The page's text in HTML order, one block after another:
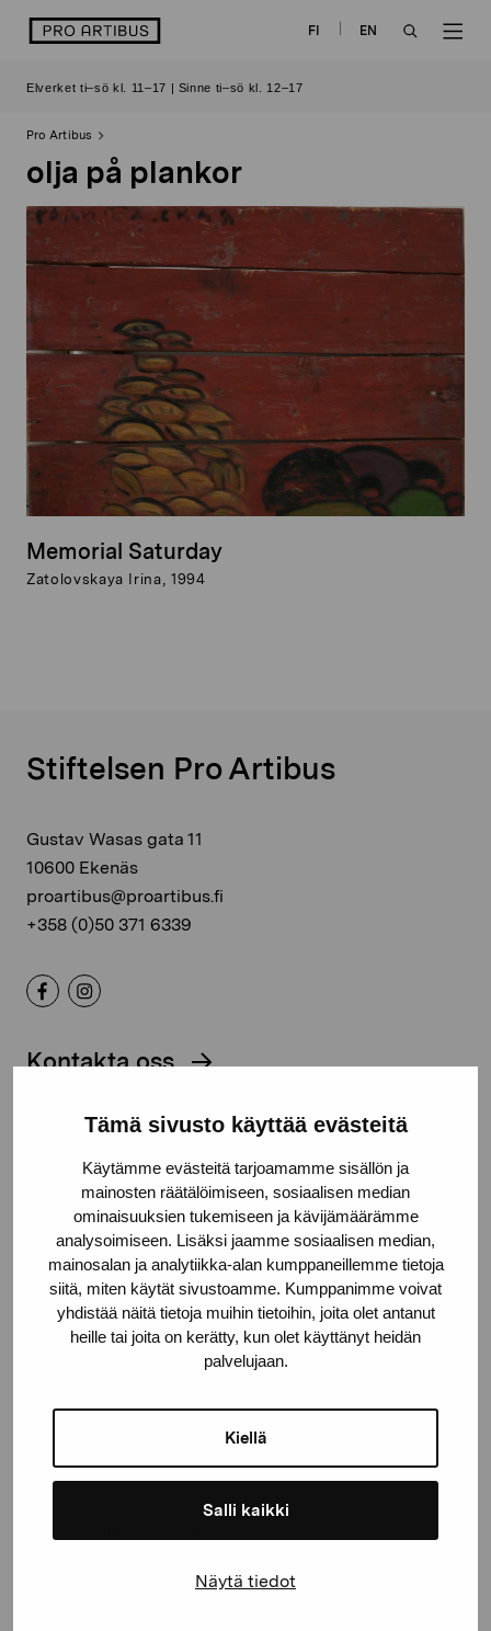
Tämä sivusto käyttää evästeitä
Käytämme evästeitä tarjoamamme sisällön ja
mainosten räätälöimiseen, sosiaalisen median
ominaisuuksien tukemiseen ja kävijämäärämme
analysoimiseen. Lisäksi jaamme sosiaalisen median,
mainosalan ja analytiikka-alan kumppaneillemme tietoja
siitä, miten käytät sivustoamme. Kumppanimme voivat
yhdistää näitä tietoja muihin tietoihin, joita olet antanut
heille tai joita on kerätty, kun olet käyttänyt heidän
palvelujaan.
Kiellä
Salli kaikki
Näytä tiedot
logo FI
EN
Elverket ti–sö kl. 11–17 | Sinne ti–sö kl. 12–17
Pro Artibus
olja på plankor
Memorial Saturday
Zatolovskaya Irina, 1994
Stiftelsen Pro Artibus
Gustav Wasas gata 11
10600 Ekenäs
proartibus@proartibus.fi
+358 (0)50 371 6339
Kontakta oss
Håll dig uppdaterad om aktuella
utställningar och evenemang
Förnamn
Elverket & Pro Artibus